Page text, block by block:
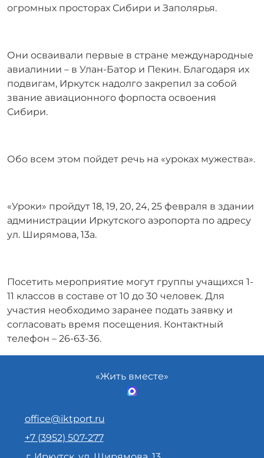
огромных просторах Сибири и Заполярья.
Они осваивали первые в стране международные
авиалинии – в Улан-Батор и Пекин. Благодаря их
подвигам, Иркутск надолго закрепил за собой
звание авиационного форпоста освоения
Сибири.
Обо всем этом пойдет речь на «уроках мужества».
«Уроки» пройдут 18, 19, 20, 24, 25 февраля в здании
администрации Иркутского аэропорта по адресу
ул. Ширямова, 13а.
Посетить мероприятие могут группы учащихся 1-
11 классов в составе от 10 до 30 человек. Для
участия необходимо заранее подать заявку и
согласовать время посещения. Контактный
телефон – 26-63-36.
«Жить вместе»
office@iktport.ru
+7 (3952) 507-277